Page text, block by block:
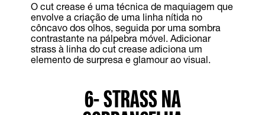
O cut crease é uma técnica de maquiagem que
envolve a criação de uma linha nítida no
côncavo dos olhos, seguida por uma sombra
contrastante na pálpebra móvel. Adicionar
strass à linha do cut crease adiciona um
elemento de surpresa e glamour ao visual.
6- STRASS NA